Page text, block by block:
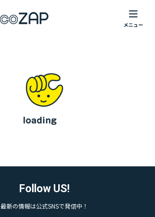
Follow US!
最新の情報は公式SNSで発信中！